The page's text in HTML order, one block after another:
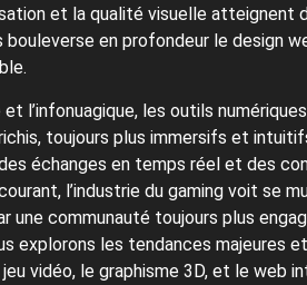
et la qualité visuelle atteignent
bouleverse en profondeur le design
l’infonuagique, les outils
toujours plus immersifs et
échanges en temps réel et des
l’industrie du gaming voit se
une communauté toujours plus
explorons les tendances majeures
vidéo, le graphisme 3D, et le web